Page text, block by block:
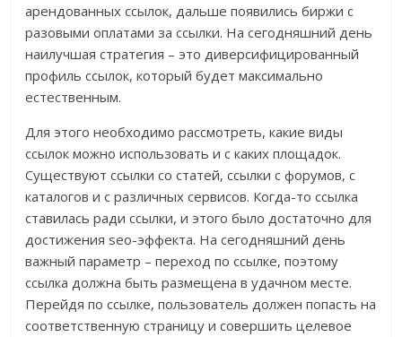
арендованных ссылок, дальше появились биржи с
разовыми оплатами за ссылки. На сегодняшний день
наилучшая стратегия – это диверсифицированный
профиль ссылок, который будет максимально
естественным.
Для этого необходимо рассмотреть, какие виды
ссылок можно использовать и с каких площадок.
Существуют ссылки со статей, ссылки с форумов, с
каталогов и с различных сервисов. Когда-то ссылка
ставилась ради ссылки, и этого было достаточно для
достижения seo-эффекта. На сегодняшний день
важный параметр – переход по ссылке, поэтому
ссылка должна быть размещена в удачном месте.
Перейдя по ссылке, пользователь должен попасть на
соответственную страницу и совершить целевое